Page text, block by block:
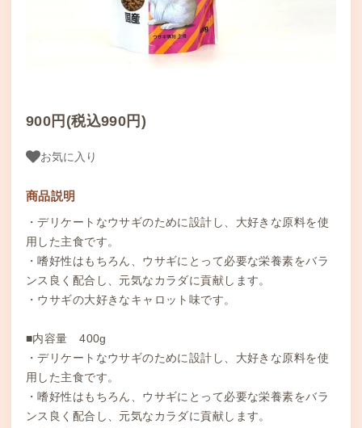
900円(税込990円)
お気に入り
商品説明
・デリケートなウサギのために設計し、大好きな原料を使
用した主食です。
・嗜好性はもちろん、ウサギにとって必要な栄養素をバラ
ンス良く配合し、元気なカラダに貢献します。
・ウサギの大好きなキャロット味です。
■内容量 400g
・デリケートなウサギのために設計し、大好きな原料を使
用した主食です。
・嗜好性はもちろん、ウサギにとって必要な栄養素をバラ
ンス良く配合し、元気なカラダに貢献します。